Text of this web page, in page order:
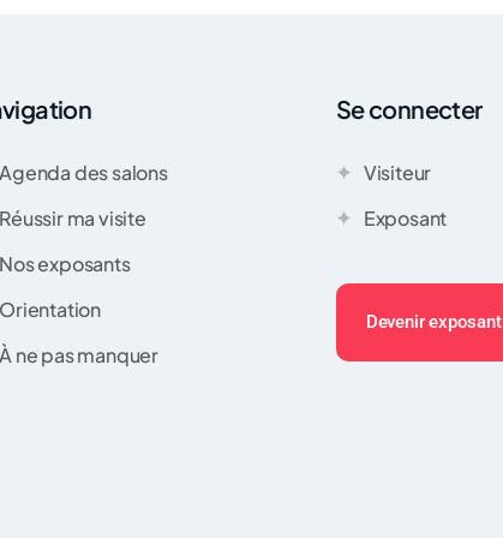
Agenda des salons
Réussir ma visite
Nos exposants
Orientation
À ne pas manquer
Se connecter
Visiteur
Exposant
Devenir exposant